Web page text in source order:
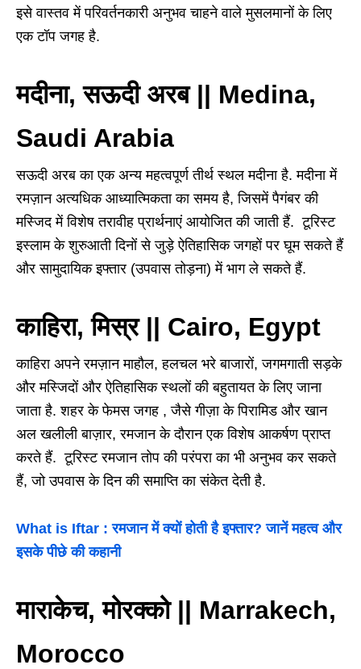
इसे वास्तव में परिवर्तनकारी अनुभव चाहने वाले मुसलमानों के लिए
एक टॉप जगह है.
मदीना, सऊदी अरब || Medina,
Saudi Arabia
सऊदी अरब का एक अन्य महत्वपूर्ण तीर्थ स्थल मदीना है. मदीना में
रमज़ान अत्यधिक आध्यात्मिकता का समय है, जिसमें पैगंबर की
मस्जिद में विशेष तरावीह प्रार्थनाएं आयोजित की जाती हैं. टूरिस्ट
इस्लाम के शुरुआती दिनों से जुड़े ऐतिहासिक जगहों पर घूम सकते हैं
और सामुदायिक इफ्तार (उपवास तोड़ना) में भाग ले सकते हैं.
काहिरा, मिस्र || Cairo, Egypt
काहिरा अपने रमज़ान माहौल, हलचल भरे बाजारों, जगमगाती सड़के
और मस्जिदों और ऐतिहासिक स्थलों की बहुतायत के लिए जाना
जाता है. शहर के फेमस जगह , जैसे गीज़ा के पिरामिड और खान
अल खलीली बाज़ार, रमजान के दौरान एक विशेष आकर्षण प्राप्त
करते हैं. टूरिस्ट रमजान तोप की परंपरा का भी अनुभव कर सकते
हैं, जो उपवास के दिन की समाप्ति का संकेत देती है.
What is Iftar : रमजान में क्यों होती है इफ्तार? जानें महत्व और
इसके पीछे की कहानी
माराकेच, मोरक्को || Marrakech,
Morocco